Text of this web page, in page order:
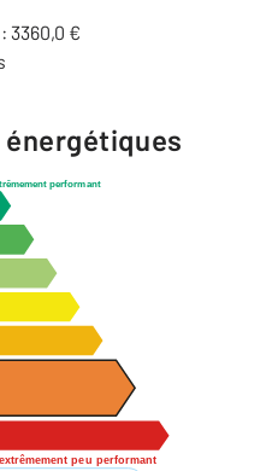
3360,0 €
performant
peu performant